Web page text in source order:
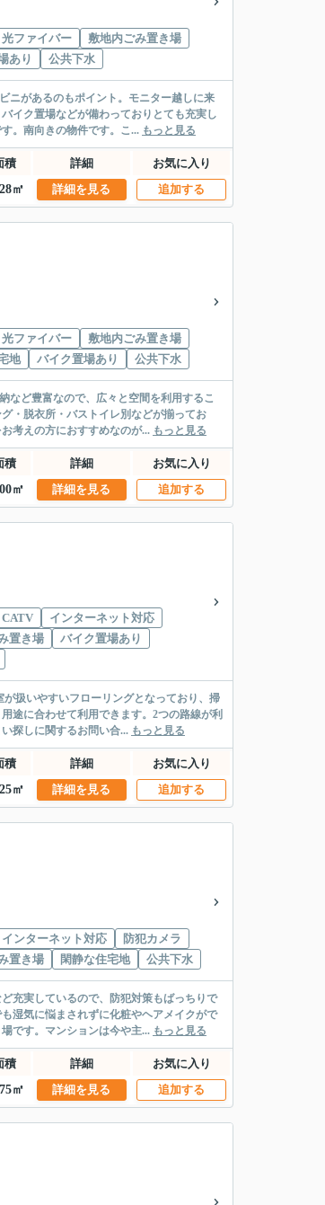
光ファイバー
敷地内ごみ置き場
あり
公共下水
ニがあるのもポイント。モニター越しに来
イク置場などが備わっておりとても充実し
。南向きの物件です。こ... もっと見る
積 詳細
お気に入り
㎡ 詳細を見る 追加する
光ファイバー
敷地内ごみ置き場
地
バイク置場あり 公共下水
など豊富なので、広々と空間を利用するこ
・脱衣所・バストイレ別などが揃ってお
考えの方におすすめなのが... もっと見る
積 詳細
お気に入り
㎡ 詳細を見る 追加する
CATV
インターネット対応
置き場
バイク置場あり
扱いやすいフローリングとなっており、掃
途に合わせて利用できます。2つの路線が利
探しに関するお問い合... もっと見る
積 詳細
お気に入り
㎡ 詳細を見る 追加する
インターネット対応
防犯カメラ
置き場
閑静な住宅地 公共下水
充実しているので、防犯対策もばっちりで
湿気に悩まされずに化粧やヘアメイクがで
です。マンションは今や主... もっと見る
積 詳細
お気に入り
㎡ 詳細を見る 追加する